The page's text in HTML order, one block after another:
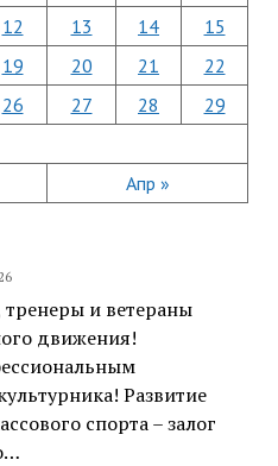
Апр »
12 13 14
15
19 20 21
22
26 27 28
29
и ветераны
движения!
Развитие
спорта – залог